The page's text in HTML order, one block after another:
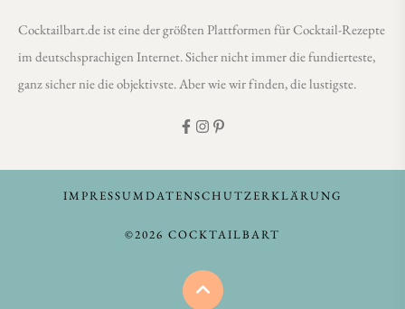
Cocktailbart.de ist eine der größten Plattformen für Cocktail-Rezepte
im deutschsprachigen Internet. Sicher nicht immer die fundierteste,
ganz sicher nie die objektivste. Aber wie wir finden, die lustigste.
IMPRESSUMDATENSCHUTZERKLÄRUNG
©2026 COCKTAILBART